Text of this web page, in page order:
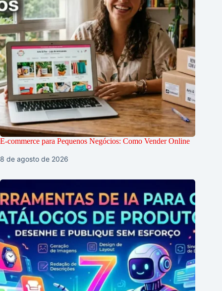
E-commerce para Pequenos Negócios: Como Vender Online
8 de agosto de 2026